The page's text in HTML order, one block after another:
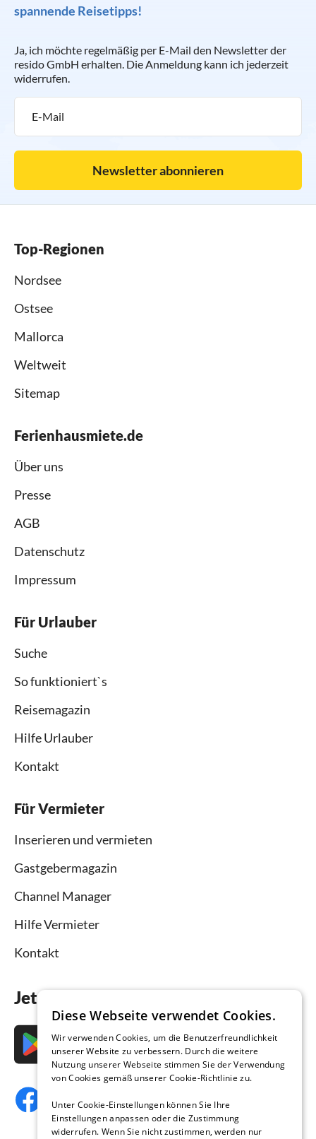
spannende Reisetipps!
Ja, ich möchte regelmäßig per E-Mail den Newsletter der
resido GmbH erhalten. Die Anmeldung kann ich jederzeit
widerrufen.
Newsletter abonnieren
Top-Regionen
Nordsee
Ostsee
Mallorca
Weltweit
Sitemap
Ferienhausmiete.de
Über uns
Presse
AGB
Datenschutz
Impressum
Für Urlauber
Suche
So funktioniert`s
Reisemagazin
Hilfe Urlauber
Kontakt
Für Vermieter
Inserieren und vermieten
Gastgebermagazin
Channel Manager
Hilfe Vermieter
Kontakt
Jetzt die App downloaden
Diese Webseite verwendet Cookies.
Wir verwenden Cookies, um die Benutzerfreundlichkeit
unserer Website zu verbessern. Durch die weitere
Nutzung unserer Webseite stimmen Sie der Verwendung
von Cookies gemäß unserer Cookie-Richtlinie zu.
Unter Cookie-Einstellungen können Sie Ihre
Einstellungen anpassen oder die Zustimmung
widerrufen. Wenn Sie nicht zustimmen, werden nur